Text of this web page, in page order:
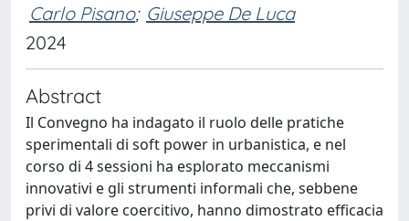
Carlo Pisano; Giuseppe De Luca
2024
Abstract
Il Convegno ha indagato il ruolo delle pratiche
sperimentali di soft power in urbanistica, e nel
corso di 4 sessioni ha esplorato meccanismi
innovativi e gli strumenti informali che, sebbene
privi di valore coercitivo, hanno dimostrato efficacia